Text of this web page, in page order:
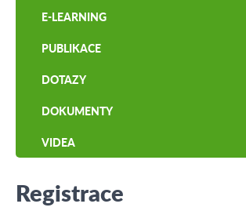
E-LEARNING
PUBLIKACE
DOTAZY
DOKUMENTY
VIDEA
Registrace